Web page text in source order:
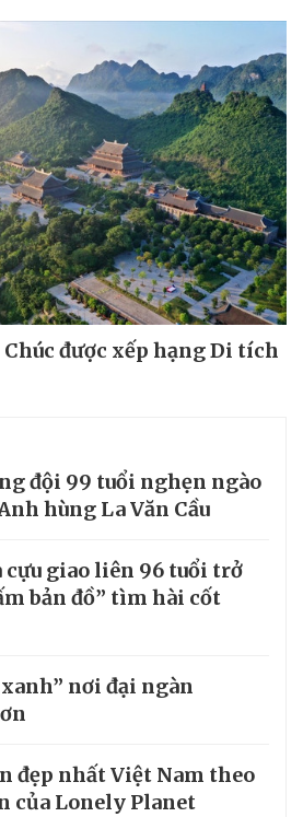
được xếp hạng Di tích
đội 99 tuổi nghẹn ngào
hùng La Văn Cầu
cựu giao liên 96 tuổi trở
bản đồ” tìm hài cốt
xanh” nơi đại ngàn
đẹp nhất Việt Nam theo
của Lonely Planet